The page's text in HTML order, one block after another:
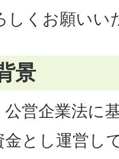
しくお願いい
景
営企業法に
とし運営し